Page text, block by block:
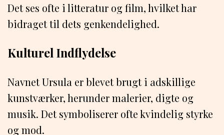
Det ses ofte i litteratur og film, hvilket har
bidraget til dets genkendelighed.
Kulturel Indflydelse
Navnet Ursula er blevet brugt i adskillige
kunstværker, herunder malerier, digte og
musik. Det symboliserer ofte kvindelig styrke
og mod.